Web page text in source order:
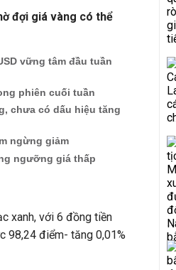
đợi giá vàng có thể
vững tâm đầu tuần
phiên cuối tuần
chưa có dấu hiệu tăng
ngừng giảm
ngưỡng giá thấp
xanh, với 6 đồng tiền
98,24 điểm- tăng 0,01%